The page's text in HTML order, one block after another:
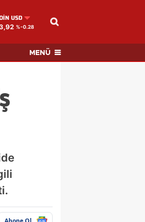
USD
%-0.28
MENÜ